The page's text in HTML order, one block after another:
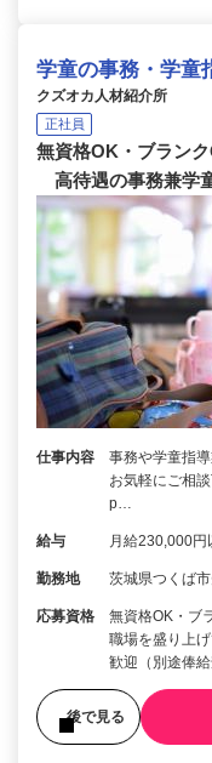
学童の事務・学童
クズオカ人材紹介所
正社員
無資格OK・ブラン
高待遇の事務兼学
仕事内容
事務や学童指
お気軽にご相
p…
給与 月給230,000円
勤務地 茨城県つくば
応募資格
無資格OK・ブ
職場を盛り上
歓迎（別途俸
後で見る